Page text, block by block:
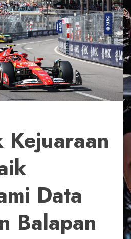
Kejuaraan
Data
Balapan